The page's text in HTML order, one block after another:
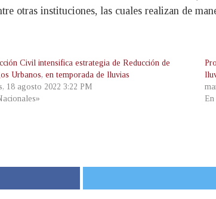
otras instituciones, las cuales realizan de
Civil intensifica estrategia de Reducción de
Urbanos, en temporada de lluvias
18 agosto 2022 3:22 PM